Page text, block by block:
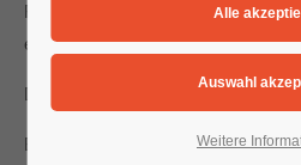
Fähigkeiten und Kenntnisse unter
erfolgreicher Teilnahme gibt es
Die Prüfungen haben verschiedene
Bereits nach einem Jahr Unterricht
Weitere